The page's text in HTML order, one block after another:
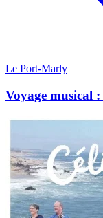
Le Port-Marly
Voyage musical